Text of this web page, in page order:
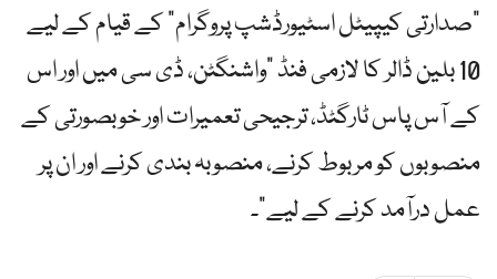
"صدارتی کیپیٹل اسٹیورڈشپ پروگرام” کے قیام کے لیے
10 بلین ڈالر کا لازمی فنڈ "واشنگٹن، ڈی سی میں اور اس
کے آس پاس ٹارگٹڈ، ترجیحی تعمیرات اور خوبصورتی کے
منصوبوں کو مربوط کرنے، منصوبہ بندی کرنے اور ان پر
عمل درآمد کرنے کے لیے”۔